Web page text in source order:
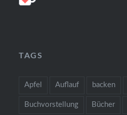
TAGS
Apfel Auflauf backen
Buchvorstellung Bücher